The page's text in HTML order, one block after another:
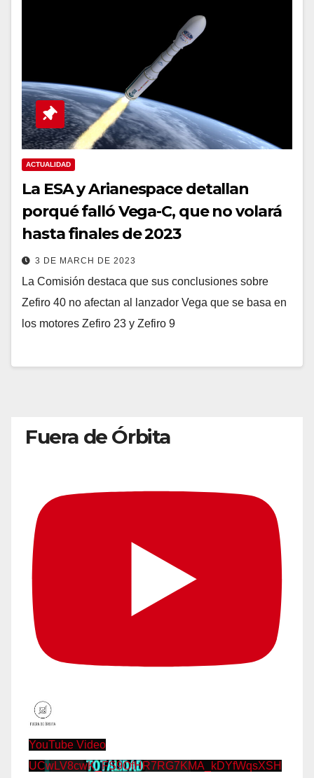
ACTUALIDAD
La ESA y Arianespace detallan
porqué falló Vega-C, que no volará
hasta finales de 2023
3 DE MARCH DE 2023
La Comisión destaca que sus conclusiones sobre
Zefiro 40 no afectan al lanzador Vega que se basa en
los motores Zefiro 23 y Zefiro 9
Fuera de Órbita
YouTube Video
UCwLV8cwK_FS9OfHR7RG7KMA_kDYfWqsXSH